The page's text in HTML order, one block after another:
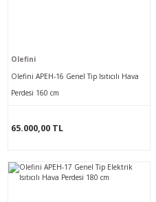
Olefini
Olefini APEH-16 Genel Tip Isıtıcılı Hava
Perdesi 160 cm
65.000,00 TL